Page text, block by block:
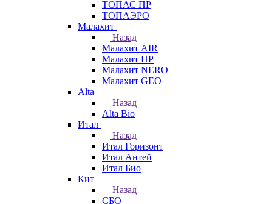
ТОПАС ПР
ТОПАЭРО
Малахит
Назад
Малахит AIR
Малахит ПР
Малахит NERO
Малахит GEO
Alta
Назад
Alta Bio
Итал
Назад
Итал Горизонт
Итал Антей
Итал Био
Кит
Назад
СБО